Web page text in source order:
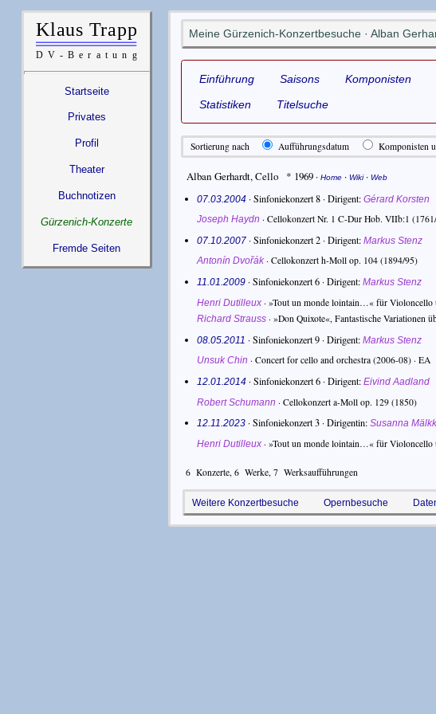
Startseite
Privates
Profil
Theater
Buchnotizen
Gürzenich-Konzerte
Fremde Seiten
Meine Gürzenich-Konzertbesuche · Alban
Einführung Saisons Komponisten
Statistiken
Titelsuche
Sortierung nach Aufführungsdatum Komponisten
Alban Gerhardt,Cello * 1969· Home· Wiki· Web
07.03.2004· Sinfoniekonzert 8 ·Dirigent Gérard Korsten
Joseph Haydn · Cellokonzert Nr. 1 C-Dur Hob. VIIb:1
07.10.2007· Sinfoniekonzert 2 ·Dirigent Markus Stenz
Antonín Dvořák· Cellokonzert h-Moll op. 104(1894/95)
11.01.2009· Sinfoniekonzert 6 ·Dirigent Markus Stenz
Henri Dutilleux· »Tout un monde lointain…« für Violoncello
Richard Strauss· »Don Quixote«, Fantastische Variationen
08.05.2011 · Sinfoniekonzert 9 ·Dirigent Markus Stenz
Unsuk Chin · Concert for cello and orchestra(2006-08) · EA
12.01.2014· Sinfoniekonzert 6 ·Dirigent Eivind Aadland
Robert Schumann · Cellokonzert a-Moll op. 129(1850)
12.11.2023· Sinfoniekonzert 3 ·Dirigentin Susanna
Henri Dutilleux· »Tout un monde lointain…« für Violoncello
6Konzerte, 6Werke, 7Werksaufführungen
Weitere Konzertbesuche Opernbesuche